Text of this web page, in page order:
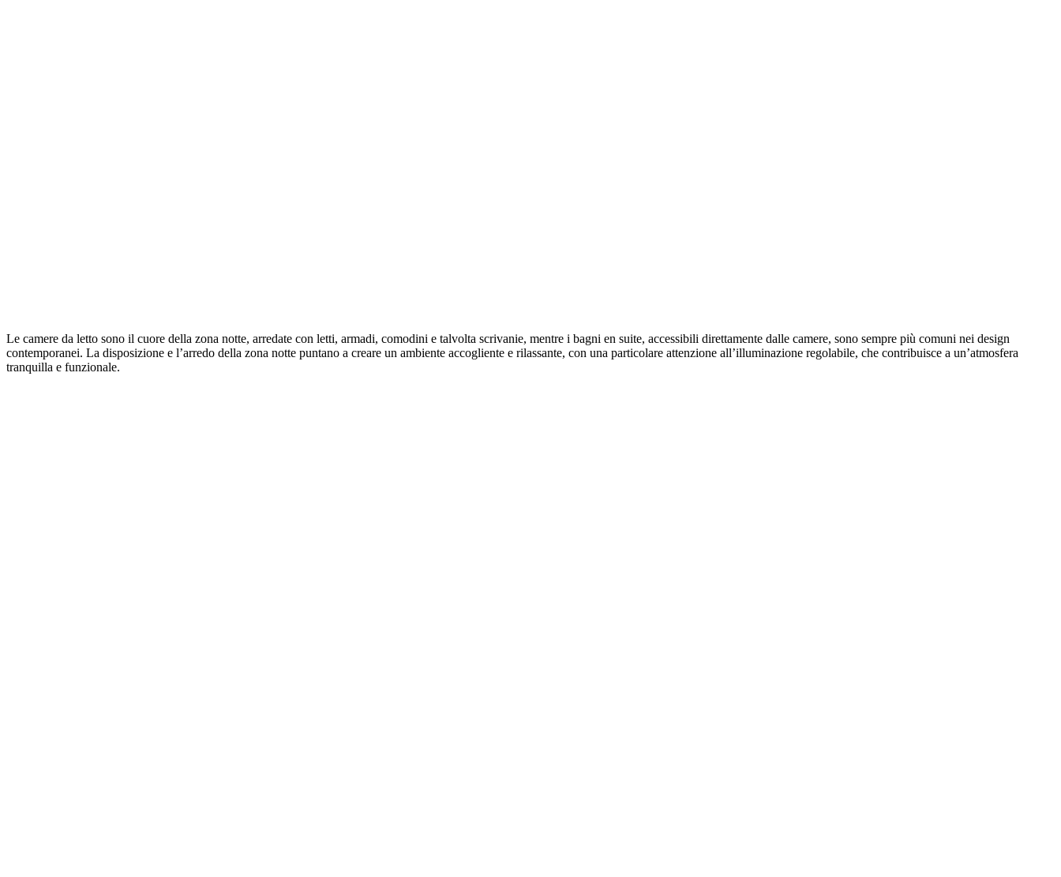
Le camere da letto sono il cuore della zona notte, arredate con letti, armadi, comodini e talvolta scrivanie, mentre i bagni en suite, accessibili direttamente dalle camere, sono sempre più comuni nei design
contemporanei. La disposizione e l’arredo della zona notte puntano a creare un ambiente accogliente e rilassante, con una particolare attenzione all’illuminazione regolabile, che contribuisce a un’atmosfera
tranquilla e funzionale.